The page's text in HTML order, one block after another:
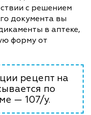
с решением
документа вы
в аптеке,
форму от
рецепт на
по
— 107/у.